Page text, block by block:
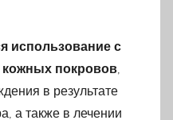
использование с
покровов,
в результате
а также в лечении